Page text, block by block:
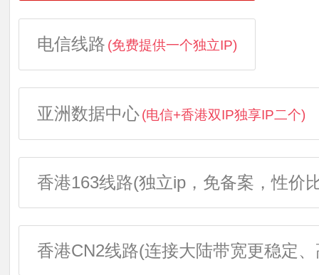
电信线路 (免费提供一个独立IP)
亚洲数据中心 (电信+香港双IP独享IP二个)
香港163线路(独立ip，免备案，性价
香港CN2线路(连接大陆带宽更稳定